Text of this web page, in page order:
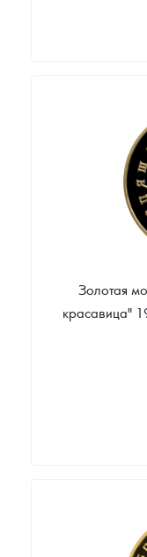
Золотая
красавица"